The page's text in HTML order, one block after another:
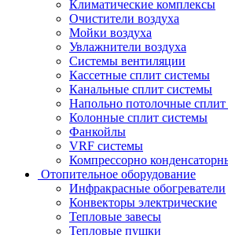
Климатические комплексы
Очистители воздуха
Мойки воздуха
Увлажнители воздуха
Системы вентиляции
Кассетные сплит системы
Канальные сплит системы
Напольно потолочные
Колонные сплит системы
Фанкойлы
VRF системы
Компрессорно
Отопительное оборудование
Инфракрасные обогреватели
Конвекторы электрические
Тепловые завесы
Тепловые пушки